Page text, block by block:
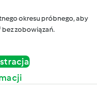
okresu próbnego, aby
zobowiązań.